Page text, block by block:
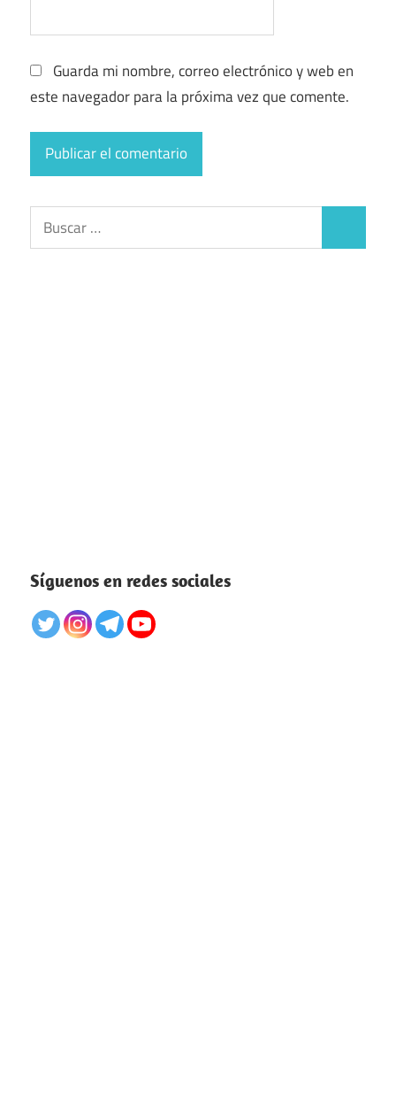
Guarda mi nombre, correo electrónico y web en
este navegador para la próxima vez que comente.
Buscar:
Síguenos en redes sociales